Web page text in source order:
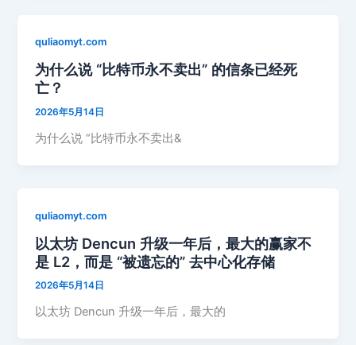
quliaomyt.com
为什么说 “比特币永不卖出” 的信条已经死
亡？
2026年5月14日
为什么说 “比特币永不卖出&
quliaomyt.com
以太坊 Dencun 升级一年后，最大的赢家不
是 L2，而是 “被遗忘的” 去中心化存储
2026年5月14日
以太坊 Dencun 升级一年后，最大的